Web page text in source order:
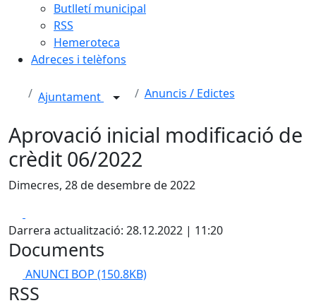
Butlletí municipal
RSS
Hemeroteca
Adreces i telèfons
Ajuntament Anuncis / Edictes
Aprovació inicial modificació de
crèdit 06/2022
Dimecres, 28 de desembre de 2022
Darrera actualització: 28.12.2022 | 11:20
Documents
ANUNCI BOP (150.8KB)
RSS